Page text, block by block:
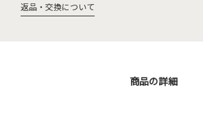
返品・交換について
商品の詳細